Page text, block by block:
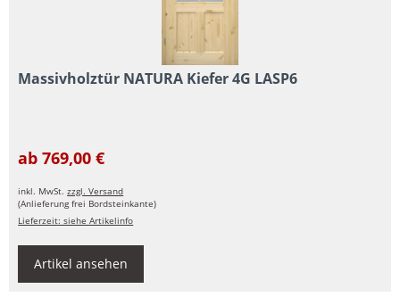
Massivholztür NATURA Kiefer 4G LASP6
ab 769,00 €
inkl. MwSt.zzgl. Versand
(Anlieferung frei Bordsteinkante)
Lieferzeit: siehe Artikelinfo
Artikel ansehen